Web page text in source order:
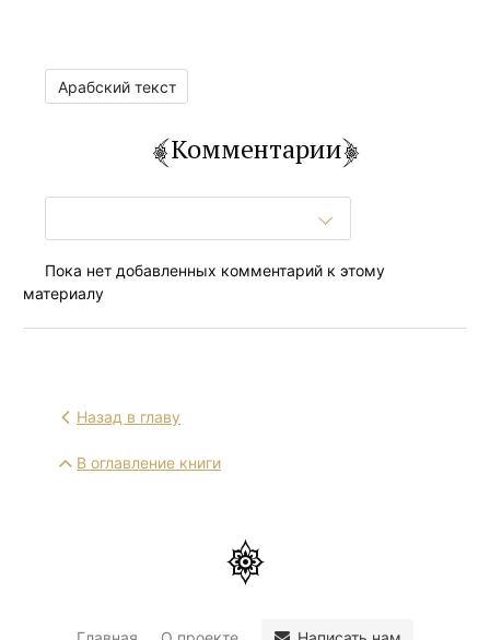
Арабский текст
Комментарии
Пока нет добавленных комментарий к этому
материалу
Назад в главу
В оглавление книги